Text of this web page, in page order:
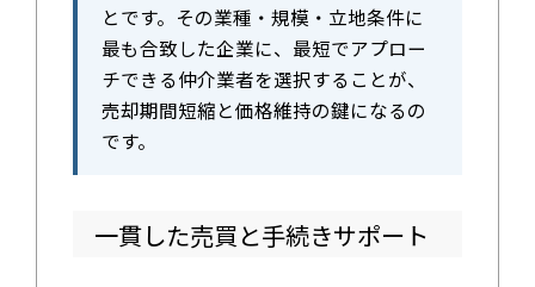
とです。その業種・規模・立地条件に
最も合致した企業に、最短でアプロー
チできる仲介業者を選択することが、
売却期間短縮と価格維持の鍵になるの
です。
一貫した売買と手続きサポート